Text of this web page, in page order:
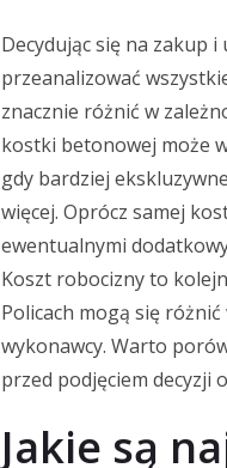
Decydując się na zakup
przeanalizować
znacznie różnić w
kostki betonowej może
gdy bardziej
więcej. Oprócz samej
ewentualnymi
Koszt robocizny to
Policach mogą się
wykonawcy. Warto
przed podjęciem decyzji
Jakie są